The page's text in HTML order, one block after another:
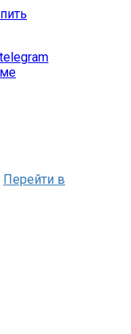
Перейти в